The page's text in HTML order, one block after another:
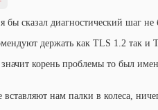
сказал диагностический шаг не
держать как TLS 1.2 так и
корень проблемы то был
вставляют нам палки в колеса,